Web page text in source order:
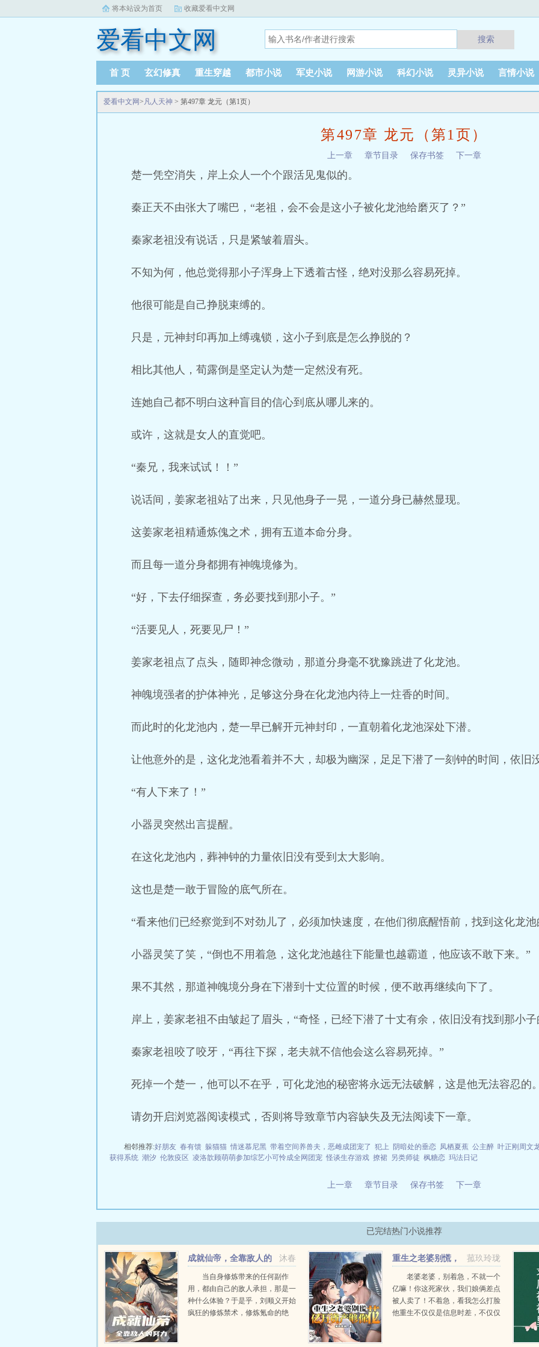
将本站设为首页 收藏爱看中文网
爱看中文网 搜索
首 页 玄幻修真 重生穿越 都市小说 军史小说 网游小说 科幻小说 灵异小说 言情小说
爱看中文网> 凡人天神 > 第497章 龙元（第1页）
第497章 龙元（第1页）
上一章 章节目录 保存书签 下一章
楚一凭空消失，岸上众人一个个跟活见鬼似的。
秦正天不由张大了嘴巴，“老祖，会不会是这小子被化龙池给磨灭了？”
秦家老祖没有说话，只是紧皱着眉头。
不知为何，他总觉得那小子浑身上下透着古怪，绝对没那么容易死掉。
他很可能是自己挣脱束缚的。
只是，元神封印再加上缚魂锁，这小子到底是怎么挣脱的？
相比其他人，荀露倒是坚定认为楚一定然没有死。
连她自己都不明白这种盲目的信心到底从哪儿来的。
或许，这就是女人的直觉吧。
“秦兄，我来试试！！”
说话间，姜家老祖站了出来，只见他身子一晃，一道分身已赫然显现。
这姜家老祖精通炼傀之术，拥有五道本命分身。
而且每一道分身都拥有神魄境修为。
“好，下去仔细探查，务必要找到那小子。”
“活要见人，死要见尸！”
姜家老祖点了点头，随即神念微动，那道分身毫不犹豫跳进了化龙池。
神魄境强者的护体神光，足够这分身在化龙池内待上一炷香的时间。
而此时的化龙池内，楚一早已解开元神封印，一直朝着化龙池深处下潜。
让他意外的是，这化龙池看着并不大，却极为幽深，足足下潜了一刻钟的时间，依旧
“有人下来了！”
小器灵突然出言提醒。
在这化龙池内，葬神钟的力量依旧没有受到太大影响。
这也是楚一敢于冒险的底气所在。
“看来他们已经察觉到不对劲儿了，必须加快速度，在他们彻底醒悟前，找到这化龙池
小器灵笑了笑，“倒也不用着急，这化龙池越往下能量也越霸道，他应该不敢下来。”
果不其然，那道神魄境分身在下潜到十丈位置的时候，便不敢再继续向下了。
岸上，姜家老祖不由皱起了眉头，“奇怪，已经下潜了十丈有余，依旧没有找到那小
秦家老祖咬了咬牙，“再往下探，老夫就不信他会这么容易死掉。”
死掉一个楚一，他可以不在乎，可化龙池的秘密将永远无法破解，这是他无法容忍的。
请勿开启浏览器阅读模式，否则将导致章节内容缺失及无法阅读下一章。
相邻推荐:好朋友 春有馈 躲猫猫 情迷慕尼黑 带着空间养兽夫，恶雌成团宠了 犯上 阴暗处的垂恋 凤栖夏蕉 公主醉 叶正刚周文
获得系统 潮汐 伦敦疫区 凌洛歆顾萌萌参加综艺小可怜成全网团宠 怪谈生存游戏 撩裙 另类师徒 枫糖恋 玛法日记
上一章 章节目录 保存书签 下一章
已完结热门小说推荐
沐春
成就仙帝，全靠敌人的
努力当自身修炼带来的任何副作
用，都由自己的敌人承担，那是一
种什么体验？于是乎，刘顺义开始
疯狂的修炼禁术，修炼氪命的绝
菰玖玲珑
重生之老婆别慌，
亿万资产够你花
老婆老婆，别着急，不就一个
亿嘛！你这死家伙，我们娘俩差点
被人卖了！不着急，看我怎么打脸
他重生不仅仅是信息时差，不仅仅